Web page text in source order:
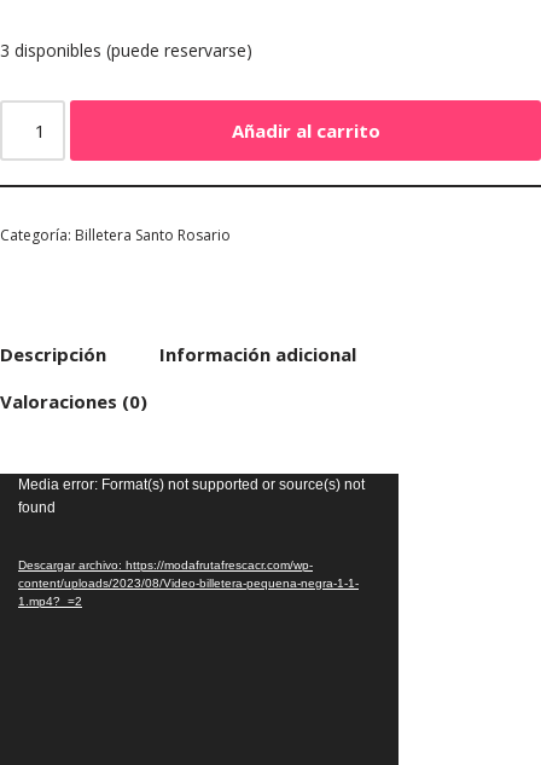
3 disponibles (puede reservarse)
Añadir al carrito
Categoría: Billetera Santo Rosario
Descripción
Información adicional
Valoraciones (0)
Reproductor
de
Media error: Format(s) not supported or source(s) not
found
Descargar archivo: https://modafrutafrescacr.com/wp-
content/uploads/2023/08/Video-billetera-pequena-negra-1-1-
1.mp4?_=2